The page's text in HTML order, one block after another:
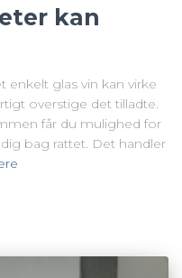
kan
enkelt glas vin kan virke
overstige det tilladte.
får du mulighed for
bag rattet. Det handler